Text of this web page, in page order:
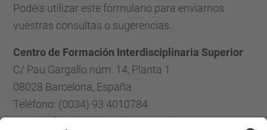
Podéis utilizar este formulario para enviarnos
vuestras consultas o sugerencias.
Centro de Formación Interdisciplinaria Superior
C/ Pau Gargallo núm. 14, Planta 1
08028 Barcelona, España
Teléfono: (0034) 93 4010784
E-mail: cfis.administracio@upc.edu